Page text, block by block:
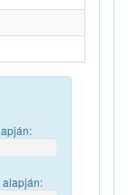
alapján: